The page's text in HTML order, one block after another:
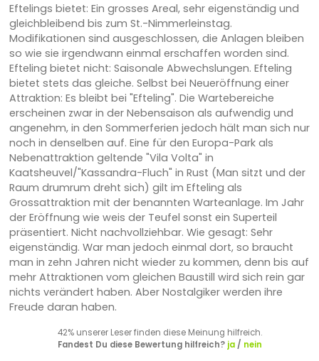
Eftelings bietet: Ein grosses Areal, sehr eigenständig und
gleichbleibend bis zum St.-Nimmerleinstag.
Modifikationen sind ausgeschlossen, die Anlagen bleiben
so wie sie irgendwann einmal erschaffen worden sind.
Efteling bietet nicht: Saisonale Abwechslungen. Efteling
bietet stets das gleiche. Selbst bei Neueröffnung einer
Attraktion: Es bleibt bei "Efteling". Die Wartebereiche
erscheinen zwar in der Nebensaison als aufwendig und
angenehm, in den Sommerferien jedoch hält man sich nur
noch in denselben auf. Eine für den Europa-Park als
Nebenattraktion geltende "Vila Volta" in
Kaatsheuvel/"Kassandra-Fluch" in Rust (Man sitzt und der
Raum drumrum dreht sich) gilt im Efteling als
Grossattraktion mit der benannten Warteanlage. Im Jahr
der Eröffnung wie weis der Teufel sonst ein Superteil
präsentiert. Nicht nachvollziehbar. Wie gesagt: Sehr
eigenständig. War man jedoch einmal dort, so braucht
man in zehn Jahren nicht wieder zu kommen, denn bis auf
mehr Attraktionen vom gleichen Baustill wird sich rein gar
nichts verändert haben. Aber Nostalgiker werden ihre
Freude daran haben.
42% unserer Leser finden diese Meinung hilfreich.
Fandest Du diese Bewertung hilfreich? ja/ nein